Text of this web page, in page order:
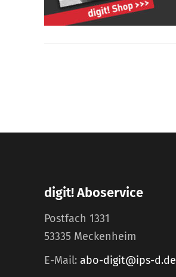
digit! Aboservice
Postfach 1331
53335 Meckenheim
E-Mail: abo-digit@ips-d.de